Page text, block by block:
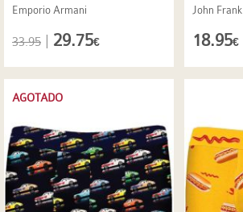
Emporio Armani
33.95 29.75€
John Frank
18.95€
AGOTADO